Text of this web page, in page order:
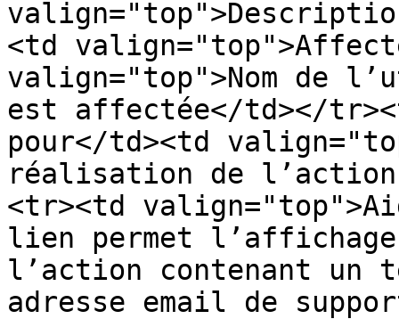
<td
valign="top">Nom de
est affectée</td></
pour</td><td
réalisation de
<tr><td
lien permet
l’action contenant un
adresse email de